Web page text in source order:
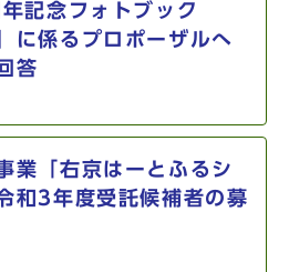
記念フォトブック
に係るプロポーザルへ
答
業「右京はーとふるシ
和3年度受託候補者の募